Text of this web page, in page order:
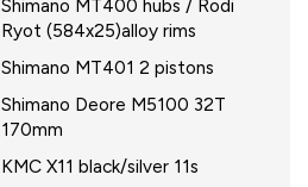
Shimano MT400 hubs / Rodi
Ryot (584x25)alloy rims
Shimano MT401 2 pistons
Shimano Deore M5100 32T
170mm
KMC X11 black/silver 11s